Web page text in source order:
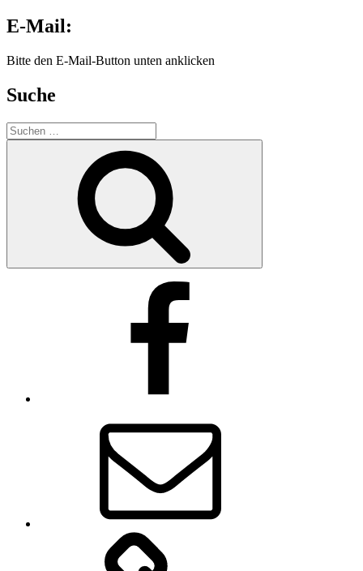
E-Mail:
Bitte den E-Mail-Button unten anklicken
Suche
Suche
nach: